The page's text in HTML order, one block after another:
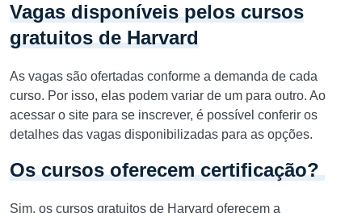
Vagas disponíveis pelos cursos
gratuitos de Harvard
As vagas são ofertadas conforme a demanda de cada
curso. Por isso, elas podem variar de um para outro. Ao
acessar o site para se inscrever, é possível conferir os
detalhes das vagas disponibilizadas para as opções.
Os cursos oferecem certificação?
Sim, os cursos gratuitos de Harvard oferecem a